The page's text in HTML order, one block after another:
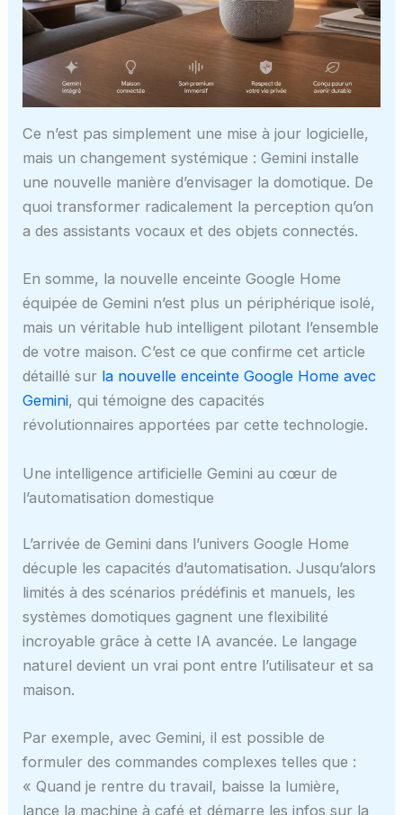
Ce n’est pas simplement une mise à jour logicielle,
mais un changement systémique : Gemini installe
une nouvelle manière d’envisager la domotique. De
quoi transformer radicalement la perception qu’on
a des assistants vocaux et des objets connectés.
En somme, la nouvelle enceinte Google Home
équipée de Gemini n’est plus un périphérique isolé,
mais un véritable hub intelligent pilotant l’ensemble
de votre maison. C’est ce que confirme cet article
détaillé sur la nouvelle enceinte Google Home avec
Gemini, qui témoigne des capacités
révolutionnaires apportées par cette technologie.
Une intelligence artificielle Gemini au cœur de
l’automatisation domestique
L’arrivée de Gemini dans l’univers Google Home
décuple les capacités d’automatisation. Jusqu’alors
limités à des scénarios prédéfinis et manuels, les
systèmes domotiques gagnent une flexibilité
incroyable grâce à cette IA avancée. Le langage
naturel devient un vrai pont entre l’utilisateur et sa
maison.
Par exemple, avec Gemini, il est possible de
formuler des commandes complexes telles que :
« Quand je rentre du travail, baisse la lumière,
lance la machine à café et démarre les infos sur la